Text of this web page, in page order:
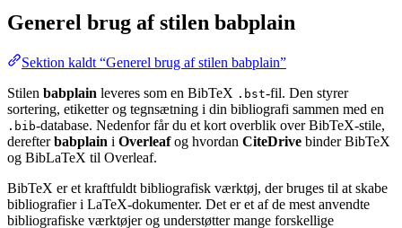
Generel brug af stilen babplain
Sektion kaldt “Generel brug af stilen babplain”
Stilen babplain leveres som en BibTeX .bst-fil. Den styrer
sortering, etiketter og tegnsætning i din bibliografi sammen med en
.bib-database. Nedenfor får du et kort overblik over BibTeX-stile,
derefterbabplain i Overleafog hvordan CiteDrive binder BibTeX
og BibLaTeX til Overleaf.
BibTeX er et kraftfuldt bibliografisk værktøj, der bruges til at skabe
bibliografier i LaTeX-dokumenter. Det er et af de mest anvendte
bibliografiske værktøjer og understøtter mange forskellige